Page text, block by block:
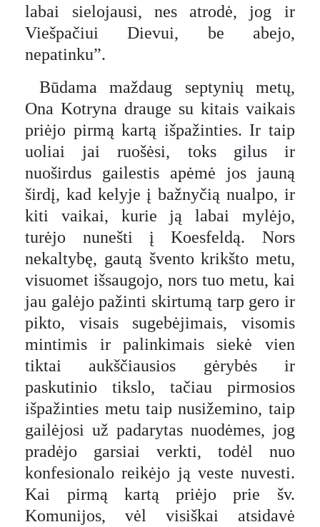
labai sielojausi, nes atrodė, jog ir
Viešpačiui Dievui, be abejo,
nepatinku”.
Būdama maždaug septynių metų,
Ona Kotryna drauge su kitais vaikais
priėjo pirmą kartą išpažinties. Ir taip
uoliai jai ruošėsi, toks gilus ir
nuoširdus gailestis apėmė jos jauną
širdį, kad kelyje į bažnyčią nualpo, ir
kiti vaikai, kurie ją labai mylėjo,
turėjo nunešti į Koesfeldą. Nors
nekaltybę, gautą švento krikšto metu,
visuomet išsaugojo, nors tuo metu, kai
jau galėjo pažinti skirtumą tarp gero ir
pikto, visais sugebėjimais, visomis
mintimis ir palinkimais siekė vien
tiktai aukščiausios gėrybės ir
paskutinio tikslo, tačiau pirmosios
išpažinties metu taip nusižemino, taip
gailėjosi už padarytas nuodėmes, jog
pradėjo garsiai verkti, todėl nuo
konfesionalo reikėjo ją veste nuvesti.
Kai pirmą kartą priėjo prie šv.
Komunijos, vėl visiškai atsidavė